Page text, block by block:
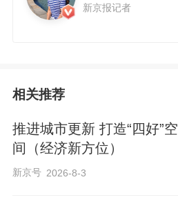
新京报记者
相关推荐
推进城市更新 打造“四好”空
间（经济新方位）
新京号 2026-8-3